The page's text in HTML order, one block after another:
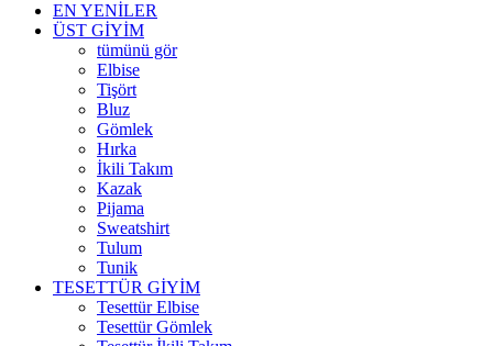
EN YENİLER
ÜST GİYİM
tümünü gör
Elbise
Tişört
Bluz
Gömlek
Hırka
İkili Takım
Kazak
Pijama
Sweatshirt
Tulum
Tunik
TESETTÜR GİYİM
Tesettür Elbise
Tesettür Gömlek